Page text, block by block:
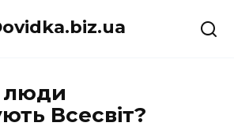
люди
Всесвіт?